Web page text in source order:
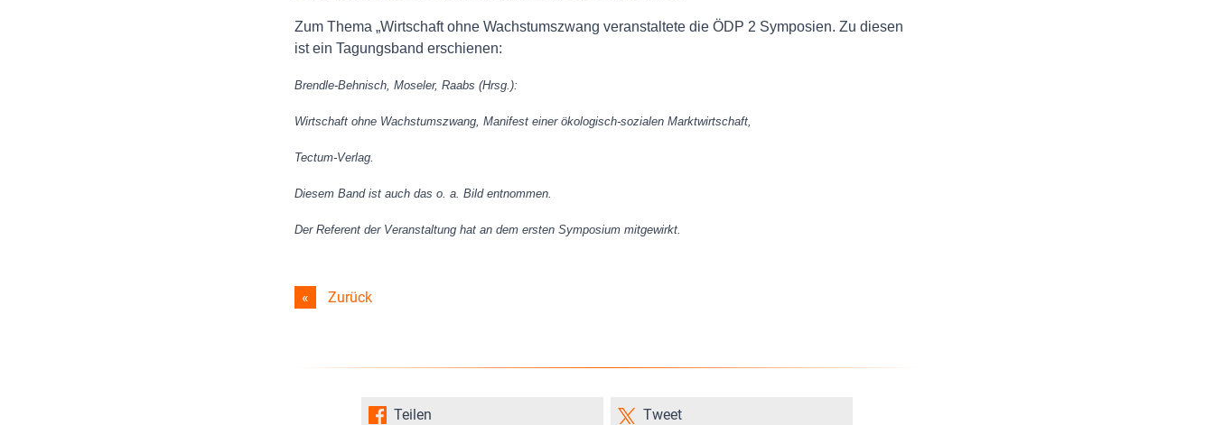
Zum Thema „Wirtschaft ohne Wachstumszwang veranstaltete die ÖDP 2 Symposien. Zu diesen
ist ein Tagungsband erschienen:
Brendle-Behnisch, Moseler, Raabs (Hrsg.):
Wirtschaft ohne Wachstumszwang, Manifest einer ökologisch-sozialen Marktwirtschaft,
Tectum-Verlag.
Diesem Band ist auch das o. a. Bild entnommen.
Der Referent der Veranstaltung hat an dem ersten Symposium mitgewirkt.
Zurück
Teilen Tweet